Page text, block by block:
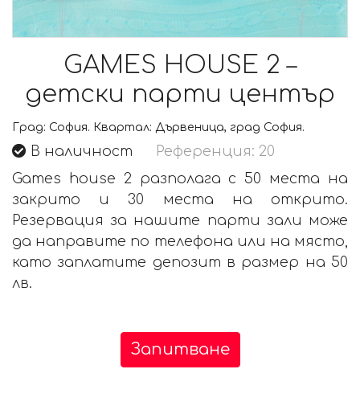
GAMES HOUSE 2 –
детски парти център
Град: София. Квартал: Дървеница, град София.
В наличност
Референция: 20
Games house 2 разполага с 50 места на
закрито и 30 места на открито.
Резервация за нашите парти зали може
да направите по телефона или на място,
като заплатите депозит в размер на 50
лв.
Запитване